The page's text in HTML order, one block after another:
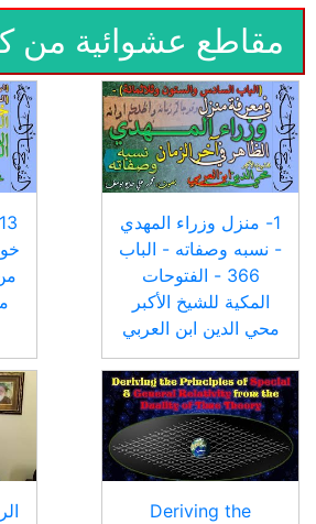
مقاطع عشوائية من
1- منزل وزراء المهدي
- نسبه وصفاته - الباب
366 - الفتوحات
المكية للشيخ الأكبر
محي الدين ابن العربي
Deriving the